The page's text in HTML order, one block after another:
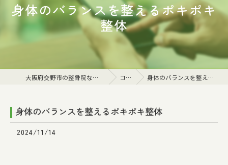
身体のバランスを整えるポキポキ
整体
大阪府交野市の整骨院ならなかむら整骨院 コラム 身体のバランスを整えるポキポキ整体
身体のバランスを整えるポキポキ整体
2024/11/14